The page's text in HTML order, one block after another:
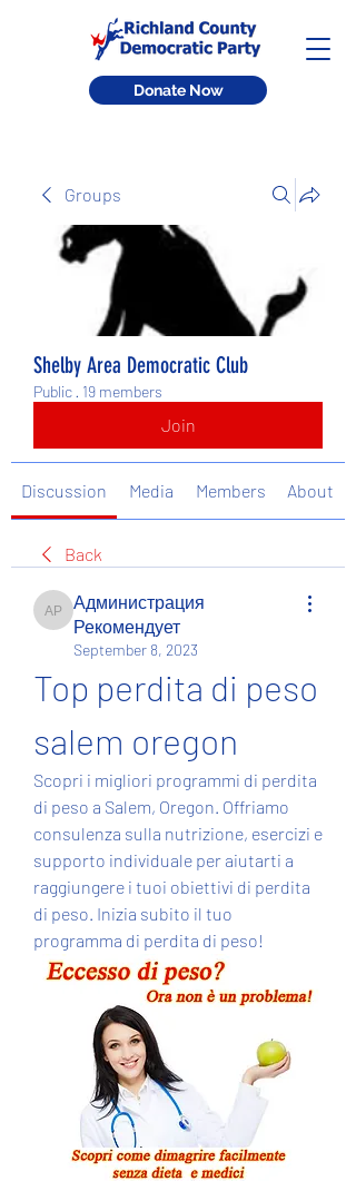
Donate Now
Groups
Shelby Area Democratic Club
Public · 19 members
Join
Discussion Media Members About
Back
Администрация Рекомендует
Администрация
Рекомендует
September 8, 2023
Top perdita di peso
salem oregon
Scopri i migliori programmi di perdita
di peso a Salem, Oregon. Offriamo
consulenza sulla nutrizione, esercizi e
supporto individuale per aiutarti a
raggiungere i tuoi obiettivi di perdita
di peso. Inizia subito il tuo
programma di perdita di peso!